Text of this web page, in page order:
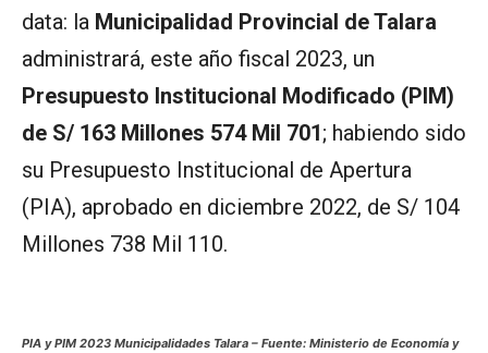
data: la Municipalidad Provincial de Talara
administrará, este año fiscal 2023, un
Presupuesto Institucional Modificado (PIM)
de S/ 163 Millones 574 Mil 701; habiendo sido
su Presupuesto Institucional de Apertura
(PIA), aprobado en diciembre 2022, de S/ 104
Millones 738 Mil 110.
PIA y PIM 2023 Municipalidades Talara – Fuente: Ministerio de Economía y